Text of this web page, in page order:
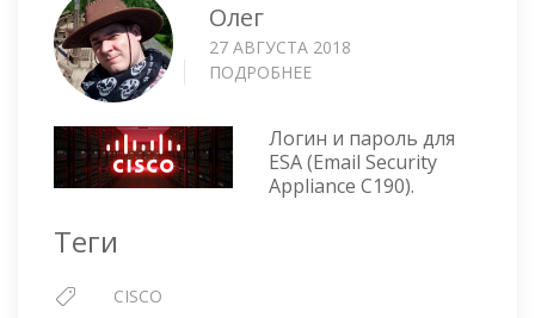
Олег
27 АВГУСТА 2018
ПОДРОБНЕЕ
ЛОГИН
И
ПАРОЛЬ
Логин и пароль для
ESA (Email Security
Appliance C190).
Теги
CISCO